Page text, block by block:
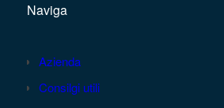
Naviga
Azienda
Consilgi utili